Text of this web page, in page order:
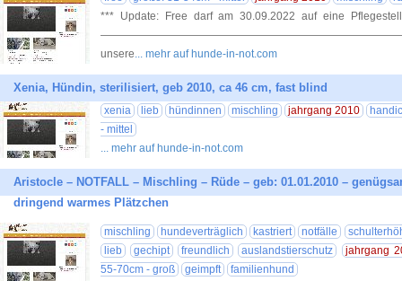
*** Update: Free darf am 30.09.2022 auf eine
unsere... mehr auf hunde-in-not.com
Xenia, Hündin, sterilisiert, geb 2010, ca 46 cm, fast blind
xenia lieb hündinnen mischling jahrgang 2010
- mittel
... mehr auf hunde-in-not.com
Aristocle – NOTFALL – Mischling – Rüde – geb: 01.01.2010 –
dringend warmes Plätzchen
mischling hundeverträglich kastriert notfälle
lieb
gechipt freundlich auslandstierschutz
jahrgang
55-70cm - groß
geimpft
familienhund